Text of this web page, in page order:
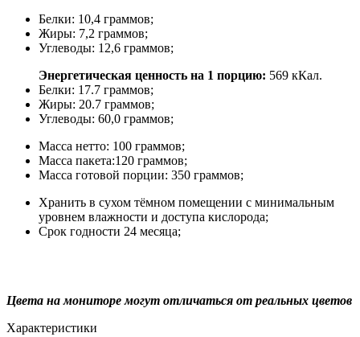
Белки: 10,4 граммов;
Жиры: 7,2 граммов;
Углеводы: 12,6 граммов;
Энергетическая ценность на 1 порцию: 569 кКал.
Белки: 17.7 граммов;
Жиры: 20.7 граммов;
Углеводы: 60,0 граммов;
Масса нетто: 100 граммов;
Масса пакета:120 граммов;
Масса готовой порции: 350 граммов;
Хранить в сухом тёмном помещении с минимальным
уровнем влажности и доступа кислорода;
Срок годности 24 месяца;
Цвета на мониторе могут отличаться от реальных цветов
Характеристики